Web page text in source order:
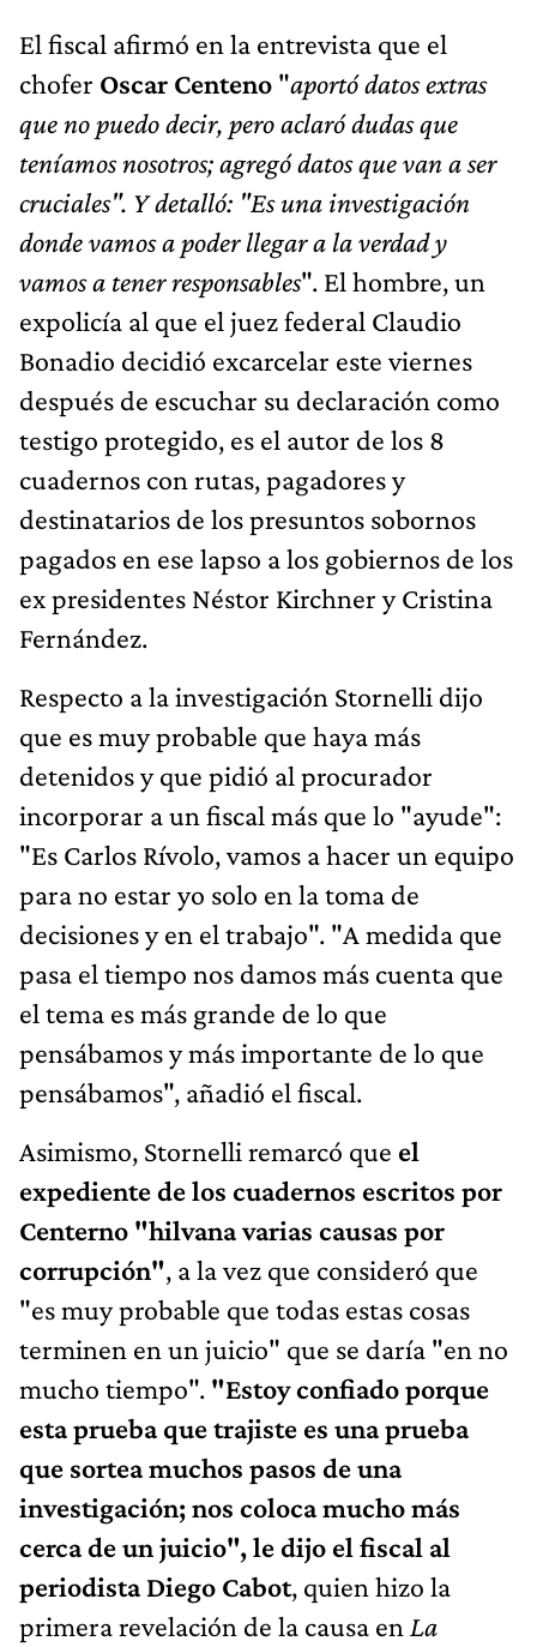
El fiscal afirmó en la entrevista que el
chofer Oscar Centeno "aportó datos extras
que no puedo decir, pero aclaró dudas que
teníamos nosotros; agregó datos que van a ser
cruciales". Y detalló: "Es una investigación
donde vamos a poder llegar a la verdad y
vamos a tener responsables". El hombre, un
expolicía al que el juez federal Claudio
Bonadio decidió excarcelar este viernes
después de escuchar su declaración como
testigo protegido, es el autor de los 8
cuadernos con rutas, pagadores y
destinatarios de los presuntos sobornos
pagados en ese lapso a los gobiernos de los
ex presidentes Néstor Kirchner y Cristina
Fernández.
Respecto a la investigación Stornelli dijo
que es muy probable que haya más
detenidos y que pidió al procurador
incorporar a un fiscal más que lo "ayude":
"Es Carlos Rívolo, vamos a hacer un equipo
para no estar yo solo en la toma de
decisiones y en el trabajo". "A medida que
pasa el tiempo nos damos más cuenta que
el tema es más grande de lo que
pensábamos y más importante de lo que
pensábamos", añadió el fiscal.
Asimismo, Stornelli remarcó que el
expediente de los cuadernos escritos por
Centerno "hilvana varias causas por
corrupción", a la vez que consideró que
"es muy probable que todas estas cosas
terminen en un juicio" que se daría "en no
mucho tiempo". "Estoy confiado porque
esta prueba que trajiste es una prueba
que sortea muchos pasos de una
investigación; nos coloca mucho más
cerca de un juicio", le dijo el fiscal al
periodista Diego Cabot, quien hizo la
primera revelación de la causa en La